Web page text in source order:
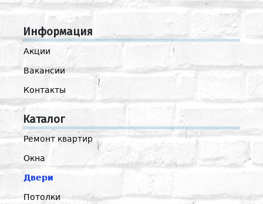
Информация
Акции
Вакансии
Контакты
Каталог
Ремонт квартир
Окна
Двери
Потолки